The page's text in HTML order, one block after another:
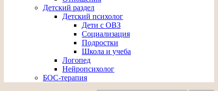
Детский раздел
Детский психолог
Дети с ОВЗ
Социализация
Подростки
Школа и учеба
Логопед
Нейропсихолог
БОС-терапия